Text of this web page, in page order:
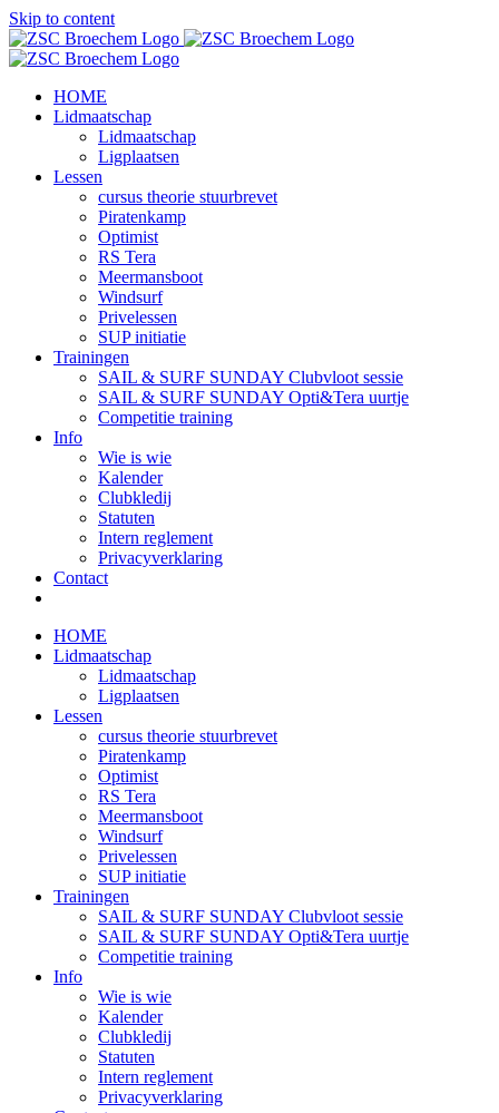
Skip to content
HOME
Lidmaatschap
Lidmaatschap
Ligplaatsen
Lessen
cursus theorie stuurbrevet
Piratenkamp
Optimist
RS Tera
Meermansboot
Windsurf
Privelessen
SUP initiatie
Trainingen
SAIL & SURF SUNDAY Clubvloot sessie
SAIL & SURF SUNDAY Opti&Tera uurtje
Competitie training
Info
Wie is wie
Kalender
Clubkledij
Statuten
Intern reglement
Privacyverklaring
Contact
HOME
Lidmaatschap
Lidmaatschap
Ligplaatsen
Lessen
cursus theorie stuurbrevet
Piratenkamp
Optimist
RS Tera
Meermansboot
Windsurf
Privelessen
SUP initiatie
Trainingen
SAIL & SURF SUNDAY Clubvloot sessie
SAIL & SURF SUNDAY Opti&Tera uurtje
Competitie training
Info
Wie is wie
Kalender
Clubkledij
Statuten
Intern reglement
Privacyverklaring